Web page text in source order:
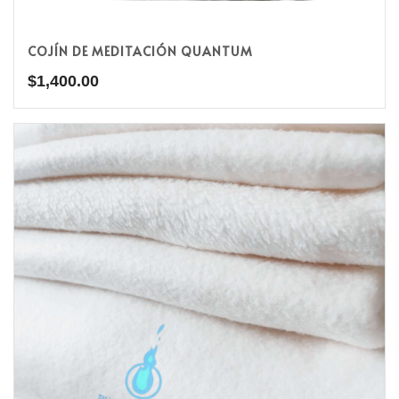
COJÍN DE MEDITACIÓN QUANTUM
$1,400.00